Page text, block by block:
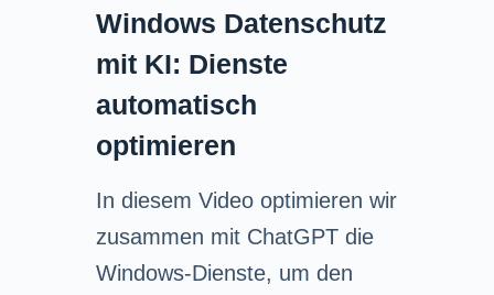
Windows Datenschutz
mit KI: Dienste
automatisch
optimieren
In diesem Video optimieren wir
zusammen mit ChatGPT die
Windows-Dienste, um den